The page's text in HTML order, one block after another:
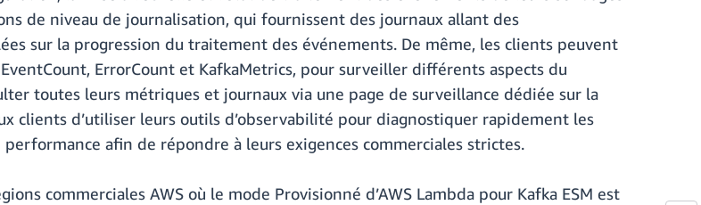
de niveau de journalisation, qui fournissent des journaux allant des
sur la progression du traitement des événements. De même, les clients peuvent
ErrorCount et KafkaMetrics, pour surveiller différents aspects du
toutes leurs métriques et journaux via une page de surveillance dédiée sur la
clients d’utiliser leurs outils d’observabilité pour diagnostiquer rapidement les
afin de répondre à leurs exigences commerciales strictes.
commerciales AWS où le mode Provisionné d’AWS Lambda pour Kafka ESM est